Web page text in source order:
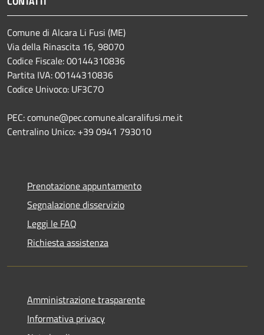
Comune di Alcara Li Fusi (ME)
Via della Rinascita 16, 98070
Codice Fiscale: 00144310836
Partita IVA: 00144310836
Codice Univoco: UF3C7O
PEC: comune@pec.comune.alcaralifusi.me.it
Centralino Unico: +39 0941 793010
Prenotazione appuntamento
Segnalazione disservizio
Leggi le FAQ
Richiesta assistenza
Amministrazione trasparente
Informativa privacy